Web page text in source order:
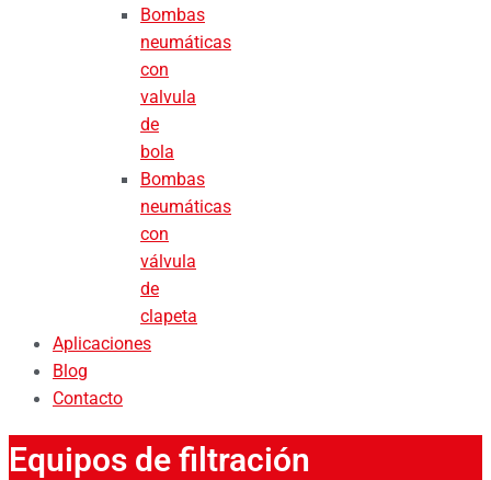
Bombas
neumáticas
con
valvula
de
bola
Bombas
neumáticas
con
válvula
de
clapeta
Aplicaciones
Blog
Contacto
Equipos de filtración